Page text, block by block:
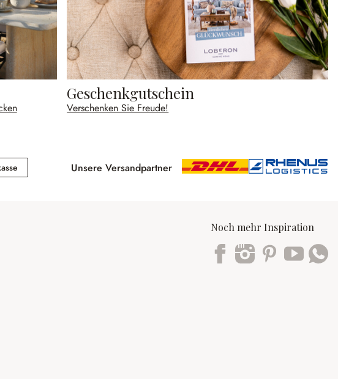
Geschenkgutschein
Verschenken Sie Freude!
Vorkasse Unsere Versandpartner
Noch mehr Inspiration